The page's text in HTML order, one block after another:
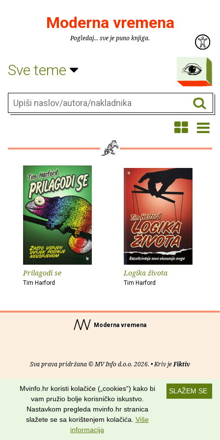
Moderna vremena
Pogledaj... sve je puno knjiga.
Sve teme
Prilagodi se
Tim Harford
Logika života
Tim Harford
Moderna vremena
Sva prava pridržana © MV Info d.o.o. 2026. • Kriv jeFiktiv
RSS kanali
Potraži nas na:
SLAŽEM SE
Mvinfo.hr koristi kolačiće („cookies“) kako bi
vam pružio bolje korisničko iskustvo.
Nastavkom pregleda mvinfo.hr stranica
slažete se sa korištenjem kolačića. Više
informacija